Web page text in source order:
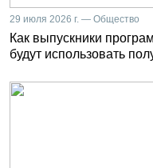
29 июля 2026 г. — Общество
Как выпускники
будут использовать